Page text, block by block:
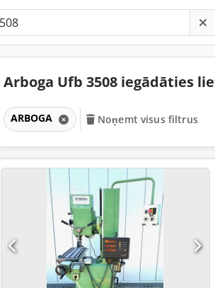
Arboga Ufb 3508 iegādāties
ARBOGA Noņemt visus filtrus